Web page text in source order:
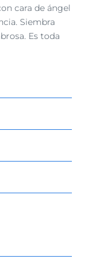
cara de ángel
Siembra
Es toda